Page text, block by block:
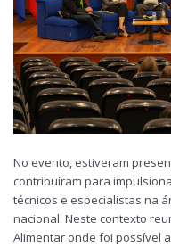
No evento, estiveram
contribuíram para
técnicos e especialistas na
nacional. Neste contexto
Alimentar onde foi possível